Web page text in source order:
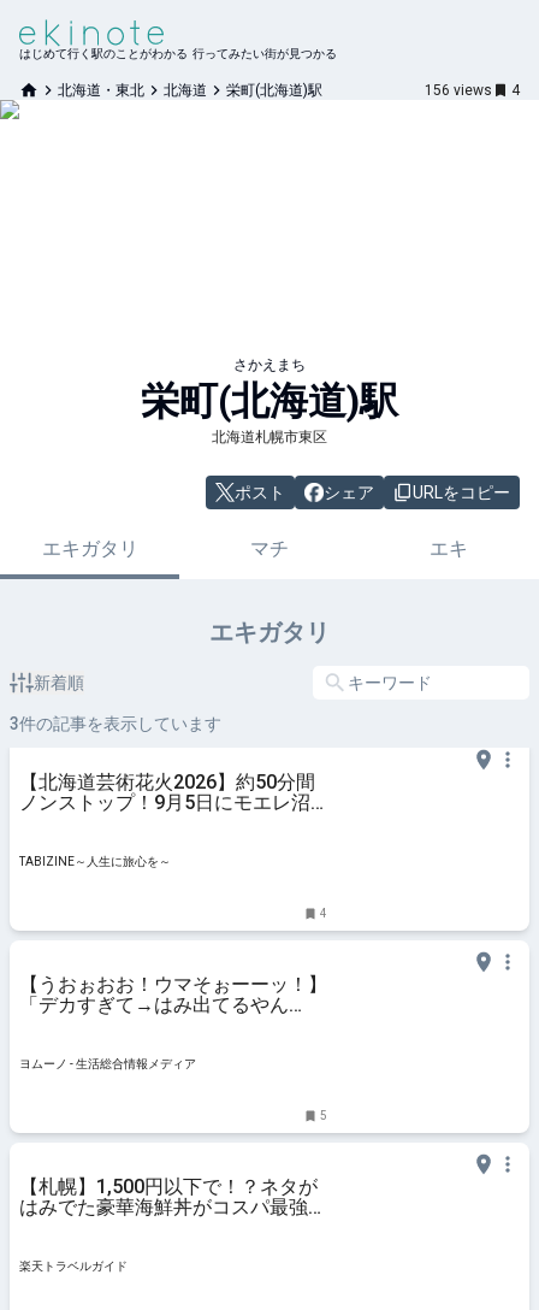
はじめて行く駅のことがわかる 行ってみたい街が見つかる
北海道・東北 北海道 栄町(北海道)駅 156 views 4
さかえまち
栄町(北海道)駅
北海道札幌市東区
ポスト シェア URLをコピー
エキガタリ マチ エキ
エキガタリ
新着順
3件の記事を表示しています
【北海道芸術花火2026】約50分間
ノンストップ！9月5日にモエレ沼
TABIZINE～人生に旅心を～
4
【うおぉおお！ウマそぉーーッ！】
「デカすぎて→はみ出てるやん
ソウルフード！ | ヨムーノ
ヨムーノ - 生活総合情報メディア
5
【札幌】1,500円以下で！？ネタが
はみでた豪華海鮮丼がコスパ最強す
楽天トラベルガイド